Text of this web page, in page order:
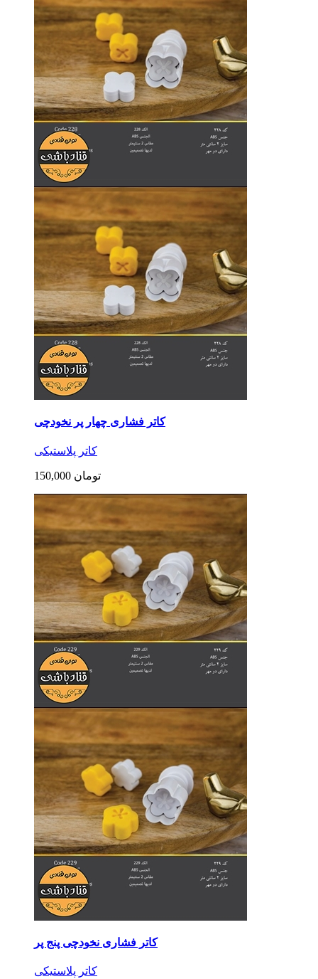
کاتر فشاری چهار پر نخودچی
کاتر پلاستیکی
150,000 تومان
کاتر فشاری نخودچی پنج پر
کاتر پلاستیکی